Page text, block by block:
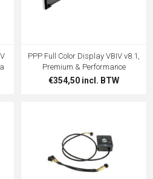
PPP Full Color Display VBIV v8.1,
Premium & Performance
€354,50 incl. BTW